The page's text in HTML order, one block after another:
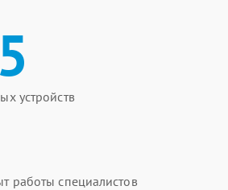
устройств
работы специалистов